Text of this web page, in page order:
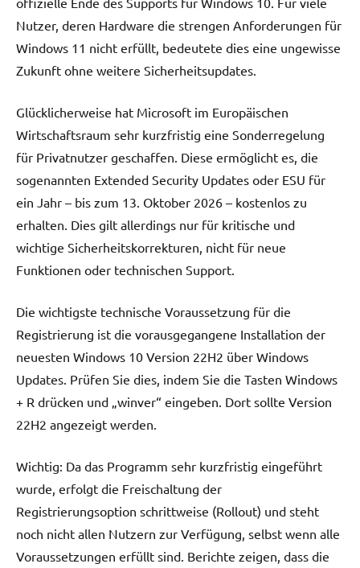
Nutzer, deren Hardware die strengen Anforderungen für
Windows 11 nicht erfüllt, bedeutete dies eine ungewisse
Zukunft ohne weitere Sicherheitsupdates.
Glücklicherweise hat Microsoft im Europäischen
Wirtschaftsraum sehr kurzfristig eine Sonderregelung
für Privatnutzer geschaffen. Diese ermöglicht es, die
sogenannten Extended Security Updates oder ESU für
ein Jahr – bis zum 13. Oktober 2026 – kostenlos zu
erhalten. Dies gilt allerdings nur für kritische und
wichtige Sicherheitskorrekturen, nicht für neue
Funktionen oder technischen Support.
Die wichtigste technische Voraussetzung für die
Registrierung ist die vorausgegangene Installation der
neuesten Windows 10 Version 22H2 über Windows
Updates. Prüfen Sie dies, indem Sie die Tasten Windows
+ R drücken und „winver“ eingeben. Dort sollte Version
22H2 angezeigt werden.
Wichtig: Da das Programm sehr kurzfristig eingeführt
wurde, erfolgt die Freischaltung der
Registrierungsoption schrittweise (Rollout) und steht
noch nicht allen Nutzern zur Verfügung, selbst wenn alle
Voraussetzungen erfüllt sind. Berichte zeigen, dass die